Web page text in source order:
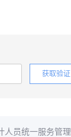
获取验证
员统一服务管